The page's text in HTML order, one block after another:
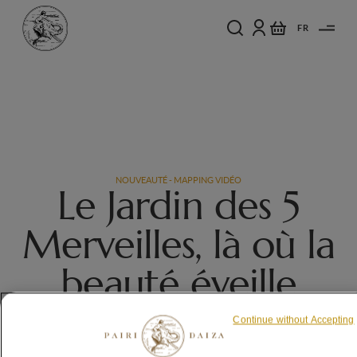
FR
NOUVEAUTÉ - MAPPING VIDÉO
Le Jardin des 5
Merveilles, là où la
beauté éveille
l’AmourContinue without Accepting